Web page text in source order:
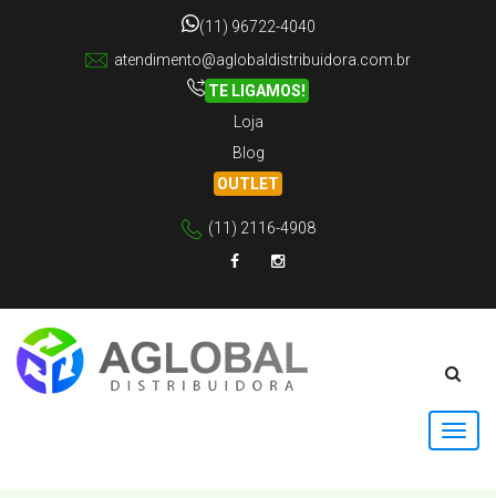
(11) 96722-4040
atendimento@aglobaldistribuidora.com.br
TE LIGAMOS!
Loja
Blog
OUTLET
(11) 2116-4908